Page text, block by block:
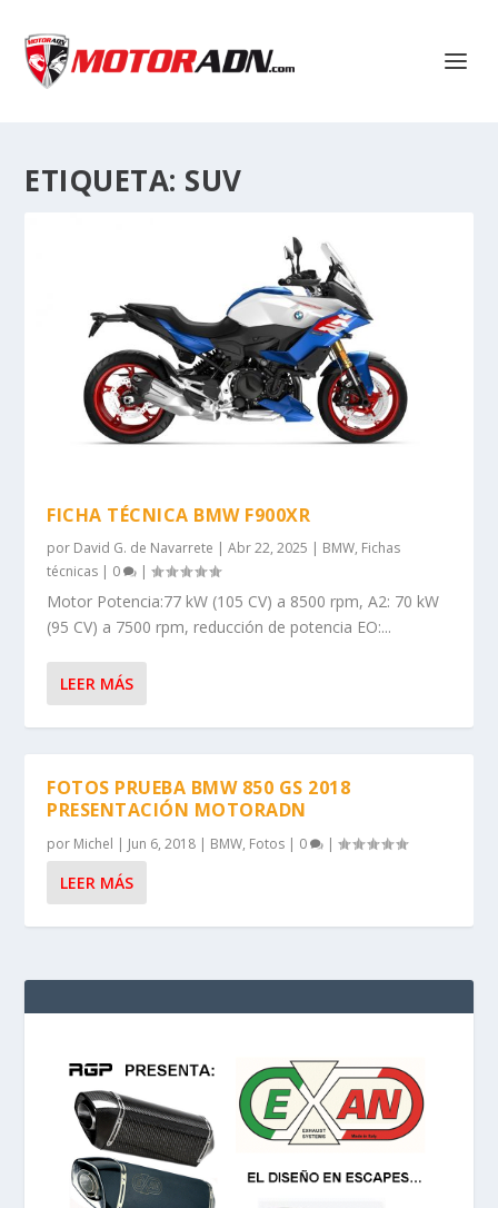
ETIQUETA: SUV
FICHA TÉCNICA BMW F900XR
por David G. de Navarrete |Abr 22, 2025 | BMW, Fichas
técnicas | 0 |
Motor Potencia:77 kW (105 CV) a 8500 rpm, A2: 70 kW
(95 CV) a 7500 rpm, reducción de potencia EO:...
LEER MÁS
FOTOS PRUEBA BMW 850 GS 2018
PRESENTACIÓN MOTORADN
por Michel | Jun 6, 2018 | BMW, Fotos | 0 |
LEER MÁS